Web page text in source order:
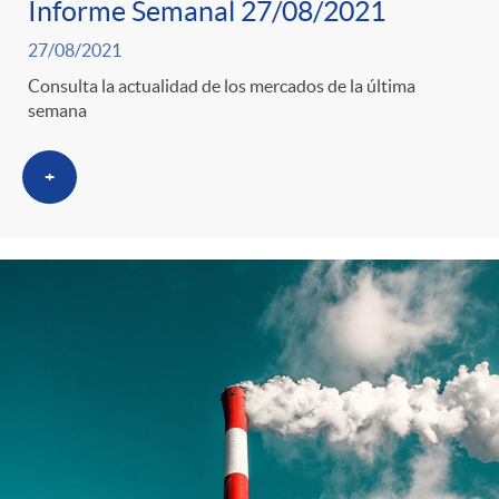
Informe Semanal 27/08/2021
27/08/2021
Consulta la actualidad de los mercados de la última
semana
+